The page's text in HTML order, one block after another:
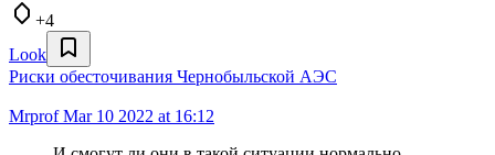
+4
Look
Риски обесточивания Чернобыльской АЭС
MrprofMar 10 2022 at 16:12